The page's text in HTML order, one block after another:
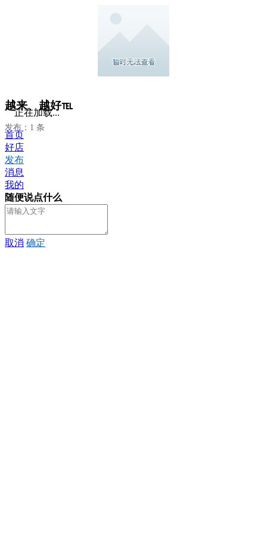
越来、越好℡
发布：1 条
正在加载...
首页
好店
发布
消息
我的
随便说点什么
取消 确定